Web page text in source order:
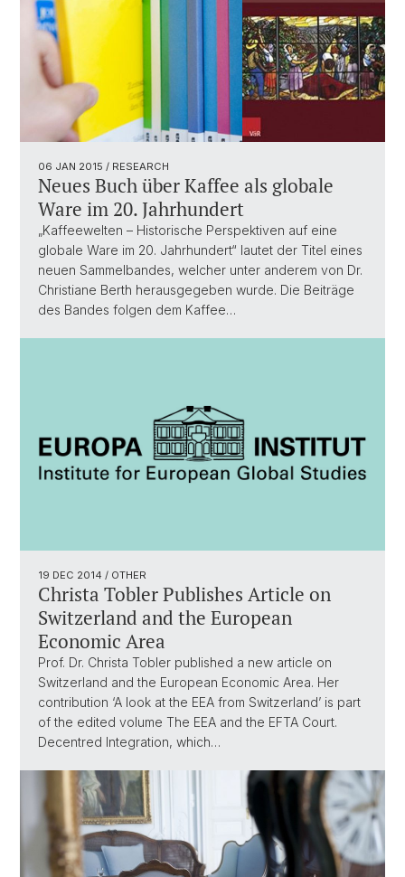
06 JAN 2015 / RESEARCH
Neues Buch über Kaffee als globale
Ware im 20. Jahrhundert
„Kaffeewelten – Historische Perspektiven auf eine
globale Ware im 20. Jahrhundert“ lautet der Titel eines
neuen Sammelbandes, welcher unter anderem von Dr.
Christiane Berth herausgegeben wurde. Die Beiträge
des Bandes folgen dem Kaffee…
19 DEC 2014 / OTHER
Christa Tobler Publishes Article on
Switzerland and the European
Economic Area
Prof. Dr. Christa Tobler published a new article on
Switzerland and the European Economic Area. Her
contribution ‘A look at the EEA from Switzerland’ is part
of the edited volume The EEA and the EFTA Court.
Decentred Integration, which…